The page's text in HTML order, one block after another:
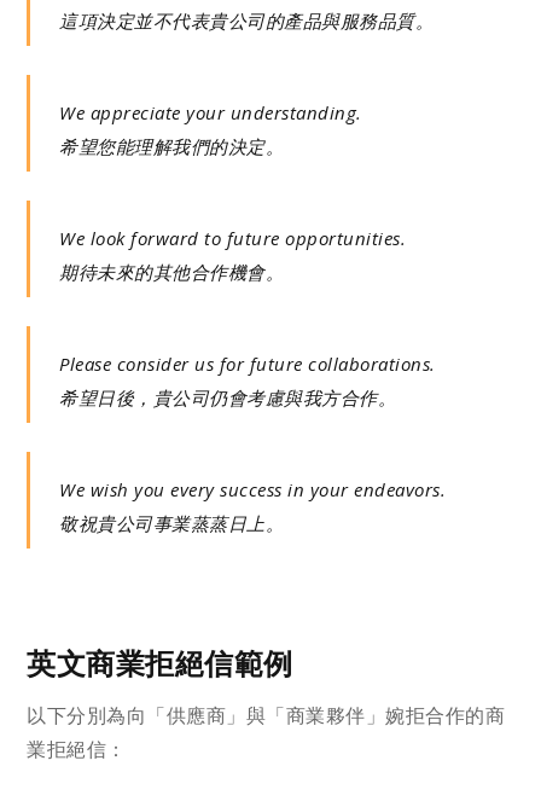
這項決定並不代表貴公司的產品與服務品質。
We appreciate your understanding.
希望您能理解我們的決定。
We look forward to future opportunities.
期待未來的其他合作機會。
Please consider us for future collaborations.
希望日後，貴公司仍會考慮與我方合作。
We wish you every success in your endeavors.
敬祝貴公司事業蒸蒸日上。
英文商業拒絕信範例
以下分別為向「供應商」與「商業夥伴」婉拒合作的商
業拒絕信：